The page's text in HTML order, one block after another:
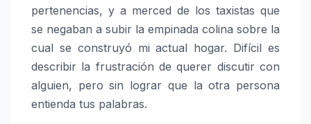
pertenencias, y a merced de los taxistas que
se negaban a subir la empinada colina sobre la
cual se construyó mi actual hogar. Difícil es
describir la frustración de querer discutir con
alguien, pero sin lograr que la otra persona
entienda tus palabras.